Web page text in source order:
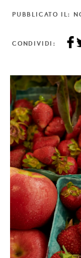
PUBBLICATO IL:
CONDIVIDI: